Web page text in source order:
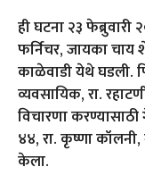
ही घटना २३
फर्निचर, जायका चाय
काळेवाडी येथे घडली.
व्यवसायिक, रा.
विचारणा
४४, रा. कृष्णा
केला.